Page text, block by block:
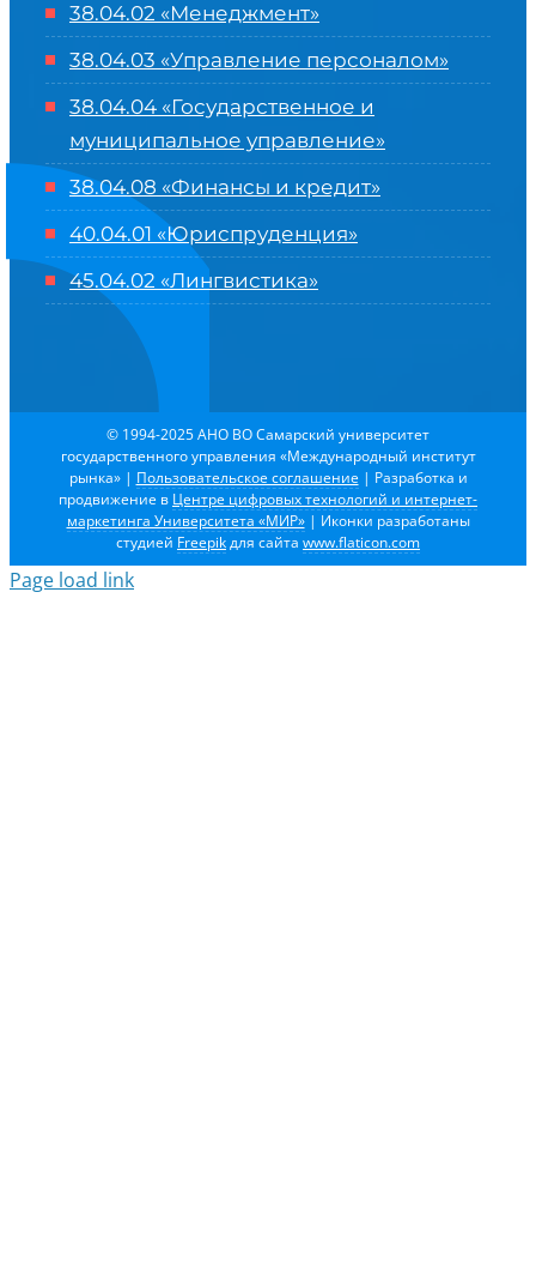
38.04.02 «Менеджмент»
38.04.03 «Управление персоналом»
38.04.04 «Государственное и
муниципальное управление»
38.04.08 «Финансы и кредит»
40.04.01 «Юриспруденция»
45.04.02 «Лингвистика»
© 1994-2025 АНО ВО Самарский университет
государственного управления «Международный институт
рынка» | Пользовательское соглашение | Разработка и
продвижение в Центре цифровых технологий и интернет-
маркетинга Университета «МИР»| Иконки разработаны
студией Freepikдля сайта www.flaticon.com
Page load link